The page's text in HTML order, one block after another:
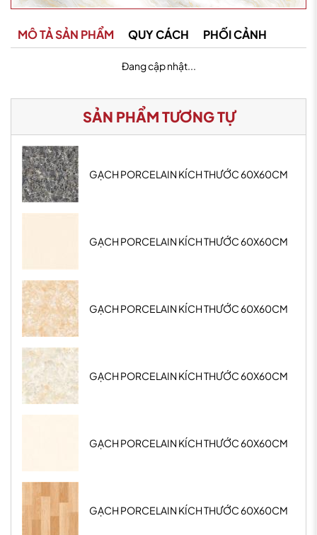
MÔ TẢ SẢN PHẨM QUY CÁCH PHỐI CẢNH
Đang cập nhật...
SẢN PHẨM TƯƠNG TỰ
GẠCH PORCELAIN KÍCH THƯỚC 60X60CM
GẠCH PORCELAIN KÍCH THƯỚC 60X60CM
GẠCH PORCELAIN KÍCH THƯỚC 60X60CM
GẠCH PORCELAIN KÍCH THƯỚC 60X60CM
GẠCH PORCELAIN KÍCH THƯỚC 60X60CM
GẠCH PORCELAIN KÍCH THƯỚC 60X60CM